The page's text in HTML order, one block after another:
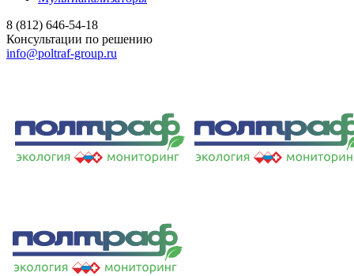
8 (812) 646-54-18
Консультации по решению
info@poltraf-group.ru